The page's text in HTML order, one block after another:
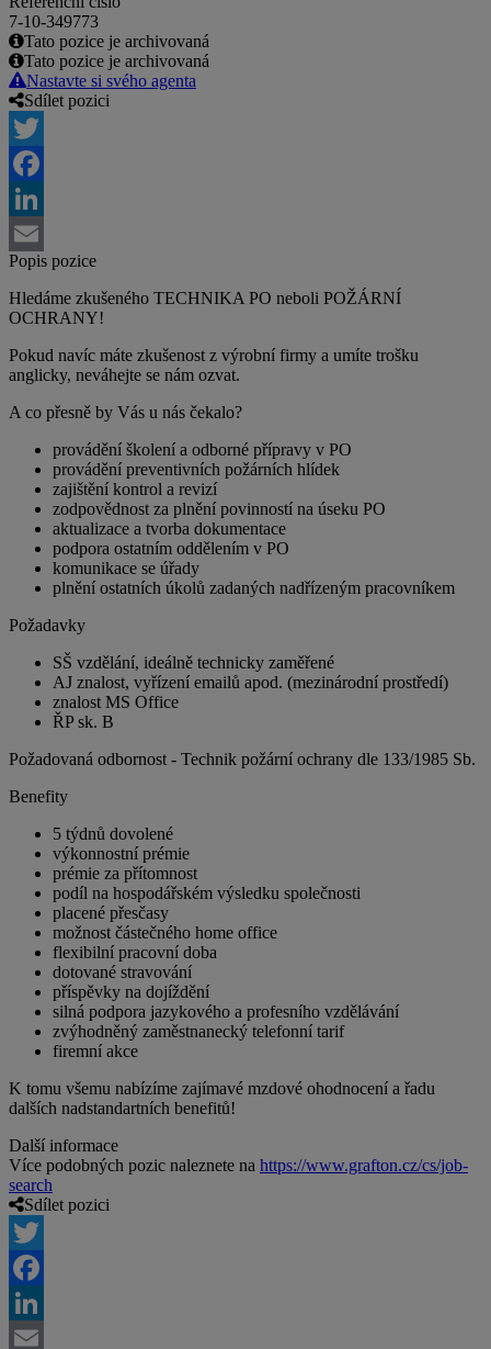
7-10-349773
Tato pozice je archivovaná
Tato pozice je archivovaná
Nastavte si svého agenta
Sdílet pozici
Twitter
Facebook
LinkedIn
Email
Popis pozice
Hledáme zkušeného TECHNIKA PO neboli POŽÁRNÍ
OCHRANY!
Pokud navíc máte zkušenost z výrobní firmy a umíte trošku
anglicky, neváhejte se nám ozvat.
A co přesně by Vás u nás čekalo?
provádění školení a odborné přípravy v PO
provádění preventivních požárních hlídek
zajištění kontrol a revizí
zodpovědnost za plnění povinností na úseku PO
aktualizace a tvorba dokumentace
podpora ostatním oddělením v PO
komunikace se úřady
plnění ostatních úkolů zadaných nadřízeným pracovníkem
Požadavky
SŠ vzdělání, ideálně technicky zaměřené
AJ znalost, vyřízení emailů apod. (mezinárodní prostředí)
znalost MS Office
ŘP sk. B
Požadovaná odbornost - Technik požární ochrany dle 133/1985 Sb.
Benefity
5 týdnů dovolené
výkonnostní prémie
prémie za přítomnost
podíl na hospodářském výsledku společnosti
placené přesčasy
možnost částečného home office
flexibilní pracovní doba
dotované stravování
příspěvky na dojíždění
silná podpora jazykového a profesního vzdělávání
zvýhodněný zaměstnanecký telefonní tarif
firemní akce
K tomu všemu nabízíme zajímavé mzdové ohodnocení a řadu
dalších nadstandartních benefitů!
Další informace
Více podobných pozic naleznete na https://www.grafton.cz/cs/job-
search
Sdílet pozici
Twitter
Facebook
LinkedIn